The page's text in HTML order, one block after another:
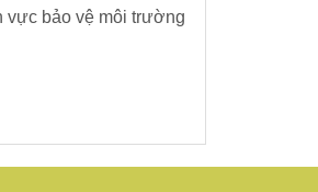
vực bảo vệ môi trường